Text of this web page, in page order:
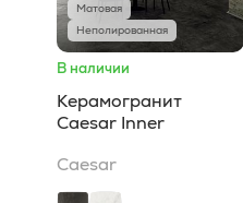
Матовая
Неполированная
В наличии
Керамогранит
Caesar Inner
Caesar